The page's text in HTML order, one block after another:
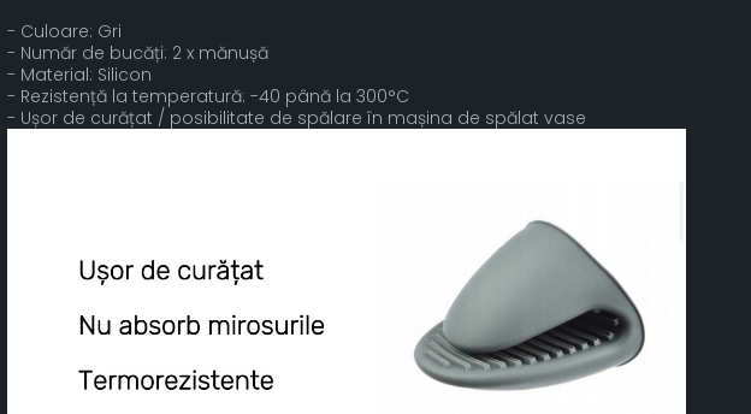
- Culoare: Gri
- Număr de bucăți: 2 x mănușă
- Material: Silicon
- Rezistență la temperatură: -40 până la 300°C
- Ușor de curățat / posibilitate de spălare în mașina de spălat vase